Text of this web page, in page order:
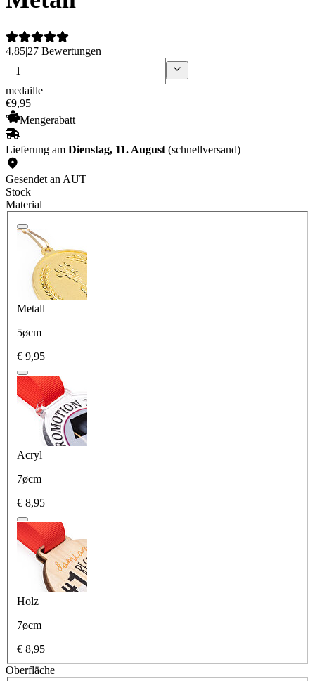
4,85|27 Bewertungen
medaille
€9,95
Mengerabatt
Lieferung am Dienstag, 11. August (schnellversand)
Gesendet an AUT
Stock
Material
Metall
5øcm
€ 9,95
Acryl
7øcm
€ 8,95
Holz
7øcm
€ 8,95
Oberfläche